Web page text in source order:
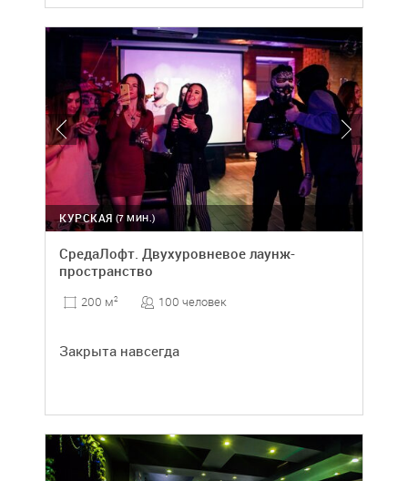
(7 МИН.)
КУРСКАЯ
СредаЛофт. Двухуровневое лаунж-
пространство
200 м2 100 человек
Закрыта навсегда